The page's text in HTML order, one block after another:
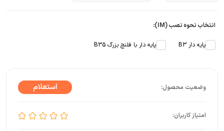
انتخاب نحوه نصب (IM):
پایه دار B3 پایه دار با فلنچ بزرگ B35